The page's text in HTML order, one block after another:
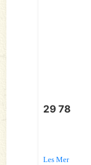
29 78
Les Mer